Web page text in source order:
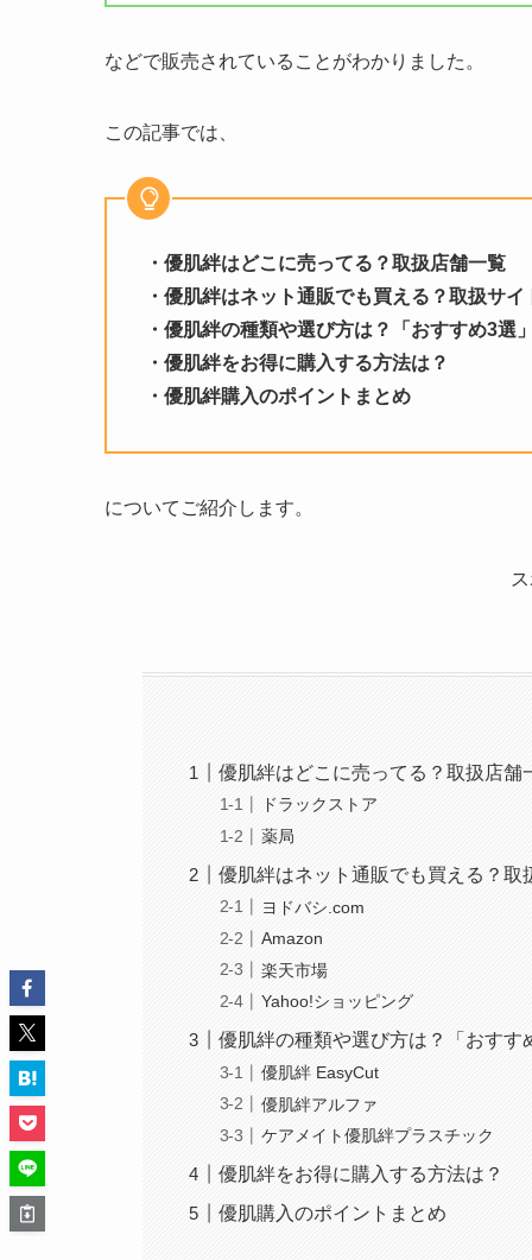
などで販売されていることがわかりました。
この記事では、
・優肌絆はどこに売ってる？取扱店舗一覧
・優肌絆はネット通販でも買える？取扱サイ
・優肌絆の種類や選び方は？「おすすめ3選
・優肌絆をお得に購入する方法は？
・ 優肌絆購入のポイントまとめ
についてご紹介します。
優肌絆はどこに売ってる？取扱店舗
ドラックストア
薬局
優肌絆はネット通販でも買える？取
ヨドバシ.com
Amazon
楽天市場
Yahoo!ショッピング
優肌絆の種類や選び方は？「おすす
優肌絆 EasyCut
優肌絆アルファ
ケアメイト優肌絆プラスチック
優肌絆をお得に購入する方法は？
優肌購入のポイントまとめ